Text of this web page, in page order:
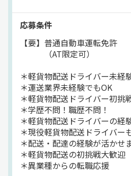
━━━━━━
個人宅への荷物を中心に、
配送していただきます。
＜エリア＞
三河安城駅周辺の安城市内
→配送センターへ直行直帰で
＜荷物＞
軽量荷物
∟140サイズ・30kg未満
応募条件
【要】普通自動車運転免許
（AT限定可）
＊軽貨物配送ドライバー未経
＊運送業界未経験でもOK
＊軽貨物配送ドライバー初挑
＊学歴不問！職歴不問！
＊軽貨物配送ドライバーの
＊現役軽貨物配送ドライバー
＊配送・配達の経験が活かせ
＊軽貨物配送の初挑戦大歓迎
＊異業種からの転職応援